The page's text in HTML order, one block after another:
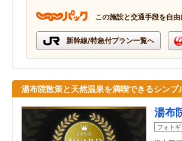
この施設と交通手段を自
新幹線/特急付プラン一覧へ
湯布院散策と天然温泉を満喫できるシンプ
湯布
フォト